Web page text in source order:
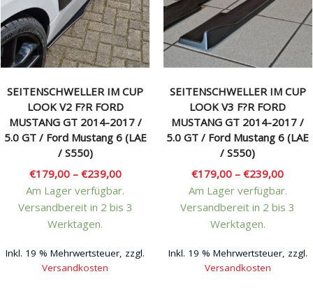
der
Produktseite
gewählt
werden
SEITENSCHWELLER IM CUP
LOOK V2 F?R FORD
MUSTANG GT 2014-2017 /
5.0 GT / Ford Mustang 6 (LAE
/ S550)
€179,00– €239,00
Am Lager verfügbar.
Versandbereit in 2 bis 3
Werktagen.
Inkl. 19 % Mehrwertsteuer, zzgl.
Versandkosten
SEITENSCHWELLER IM CUP
LOOK V3 F?R FORD
MUSTANG GT 2014-2017 /
5.0 GT / Ford Mustang 6 (LAE
/ S550)
€179,00 –€239,00
Am Lager verfügbar.
Versandbereit in 2 bis 3
Werktagen.
Inkl. 19 % Mehrwertsteuer, zzgl.
Versandkosten